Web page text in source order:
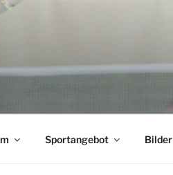
Sportangebot Bilder